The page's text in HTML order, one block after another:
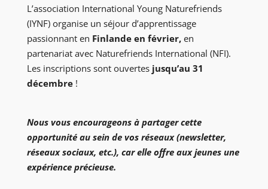
L’association International Young Naturefriends
(IYNF) organise un séjour d’apprentissage
passionnant en Finlande en février,en
partenariat avec Naturefriends International (NFI).
Les inscriptions sont ouvertes jusqu’au 31
décembre!
Nous vous encourageons à partager cette
opportunité au sein de vos réseaux (newsletter,
réseaux sociaux, etc.), car elle offre aux jeunes une
expérience précieuse.